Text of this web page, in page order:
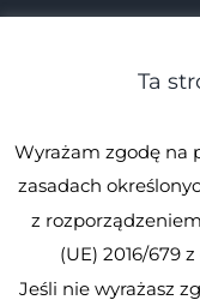
Ta
Wyrażam zgodę na
zasadach
z
(UE) 2016/679
Jeśli nie wyrażasz